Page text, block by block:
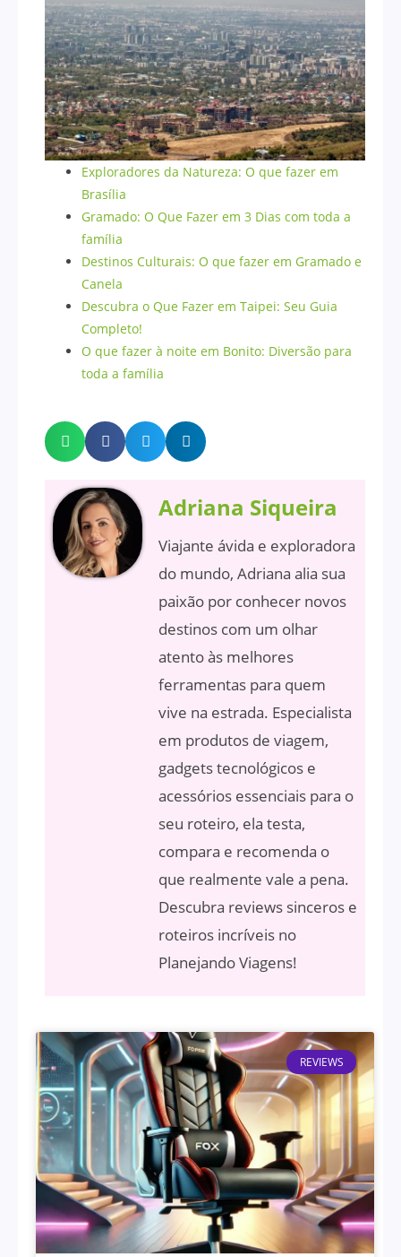
Exploradores da Natureza: O que fazer em
Brasília
Gramado: O Que Fazer em 3 Dias com toda a
família
Destinos Culturais: O que fazer em Gramado e
Canela
Descubra o Que Fazer em Taipei: Seu Guia
Completo!
O que fazer à noite em Bonito: Diversão para
toda a família
Adriana Siqueira
Viajante ávida e exploradora
do mundo, Adriana alia sua
paixão por conhecer novos
destinos com um olhar
atento às melhores
ferramentas para quem
vive na estrada. Especialista
em produtos de viagem,
gadgets tecnológicos e
acessórios essenciais para o
seu roteiro, ela testa,
compara e recomenda o
que realmente vale a pena.
Descubra reviews sinceros e
roteiros incríveis no
Planejando Viagens!
REVIEWS